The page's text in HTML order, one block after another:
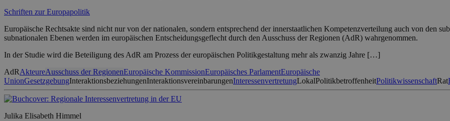
Schriften zur Europapolitik
Europäische Rechtsakte sind nicht nur von der nationalen, sondern entsprechend der innerstaatlichen Kompetenzverteilung auch von den
subnationalen Ebenen werden im europäischen Entscheidungsgeflecht durch den Ausschuss der Regionen (AdR) wahrgenommen.
In der Studie wird die Beteiligung des AdR am Prozess der europäischen Politikgestaltung mehr als zwanzig Jahre […]
AdRAkteureAusschuss der RegionenEuropäische KommissionEuropäisches ParlamentEuropäische
UnionGesetzgebungInteraktionsbeziehungenInteraktionsvereinbarungenInteressenvertretungLokalPolitikbetroffenheitPolitikwissenschaftRat
Julika Elisabeth Himmel